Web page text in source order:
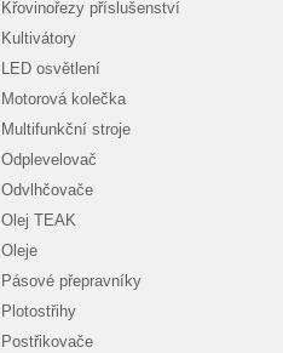
Křovinořezy příslušenství
Kultivátory
LED osvětlení
Motorová kolečka
Multifunkční stroje
Odplevelovač
Odvlhčovače
Olej TEAK
Oleje
Pásové přepravníky
Plotostřihy
Postřikovače